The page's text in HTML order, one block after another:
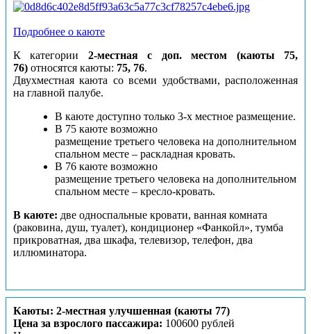
Подробнее о каюте
К категории 2-местная с доп. местом (каюты 75,
76) относятся каюты: 75, 76.
Двухместная каюта со всеми удобствами, расположенная
на главной палубе.
В каюте доступно только 3-х местное размещение.
В 75 каюте возможно
размещение третьего человека на дополнительном
спальном месте – раскладная кровать.
В 76 каюте возможно
размещение третьего человека на дополнительном
спальном месте – кресло-кровать.
В каюте: две односпальные кровати, ванная комната
(раковина, душ, туалет), кондиционер «Фанкойл», тумба
прикроватная, два шкафа, телевизор, телефон, два
иллюминатора.
Каюты: 2-местная улучшенная (каюты 77)
Цена за взрослого пассажира: 100600 рублей